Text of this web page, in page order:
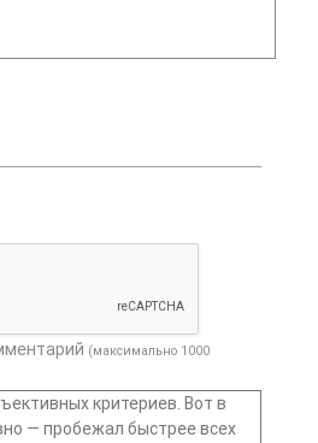
(максимально 1000